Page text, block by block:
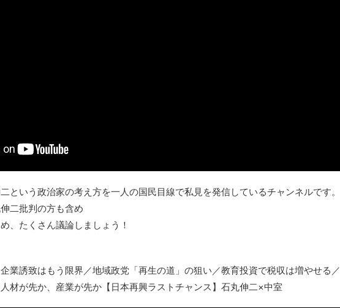
という政治家の考え方を一人の国民目線で私見を発信しているチャンネルです。
二批判の方も含め
、たくさん議論しましょう！
企業誘致はもう限界／地域政党「再生の道」の狙い／教育投資で税収は増やせる／
材が先か、産業が先か【日本再興ラストチャンス】石丸伸二×中室